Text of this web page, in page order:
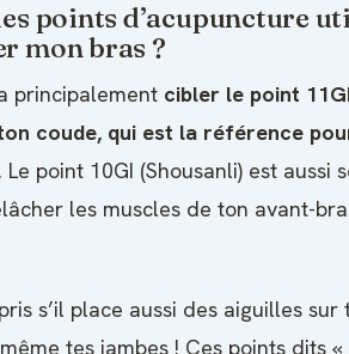
points d’acupuncture
mon bras ?
principalement cibler le point
coude, qui est la référence
. Le point 10GI (Shousanli) est aussi
les muscles de ton avant-
s’il place aussi des aiguilles sur
tes jambes ! Ces points dits